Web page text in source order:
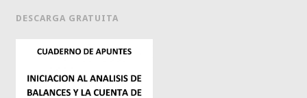
DESCARGA GRATUITA